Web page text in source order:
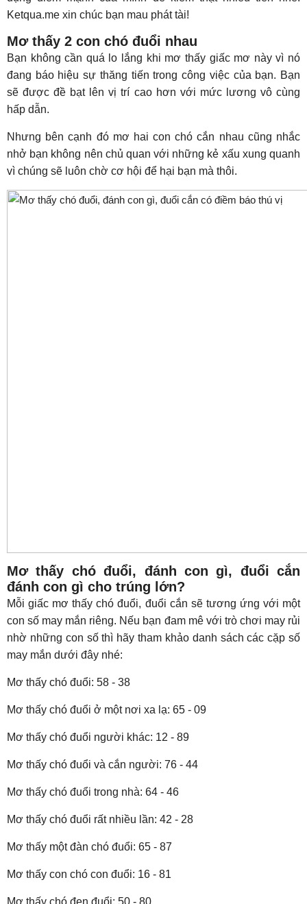
Ketqua.me xin chúc bạn mau phát tài!
Mơ thấy 2 con chó đuổi nhau
Bạn không cần quá lo lắng khi mơ thấy giấc mơ này vì nó
đang báo hiệu sự thăng tiến trong công việc của bạn. Bạn
sẽ được đề bạt lên vị trí cao hơn với mức lương vô cùng
hấp dẫn.
Nhưng bên cạnh đó mơ hai con chó cắn nhau cũng nhắc
nhở bạn không nên chủ quan với những kẻ xấu xung quanh
vì chúng sẽ luôn chờ cơ hội để hại bạn mà thôi.
Mơ thấy chó đuổi, đánh con gì, đuổi cắn
đánh con gì cho trúng lớn?
Mỗi giấc mơ thấy chó đuổi, đuổi cắn sẽ tương ứng với một
con số may mắn riêng. Nếu bạn đam mê với trò chơi may rủi
nhờ những con số thì hãy tham khảo danh sách các cặp số
may mắn dưới đây nhé:
Mơ thấy chó đuổi: 58 - 38
Mơ thấy chó đuổi ở một nơi xa lạ: 65 - 09
Mơ thấy chó đuổi người khác: 12 - 89
Mơ thấy chó đuổi và cắn người: 76 - 44
Mơ thấy chó đuổi trong nhà: 64 - 46
Mơ thấy chó đuổi rất nhiều lần: 42 - 28
Mơ thấy một đàn chó đuổi: 65 - 87
Mơ thấy con chó con đuổi: 16 - 81
Mơ thấy chó đen đuổi: 50 - 80